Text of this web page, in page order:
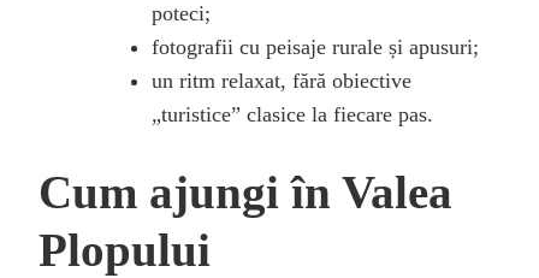
poteci;
fotografii cu peisaje rurale și apusuri;
un ritm relaxat, fără obiective
„turistice” clasice la fiecare pas.
Cum ajungi în Valea
Plopului